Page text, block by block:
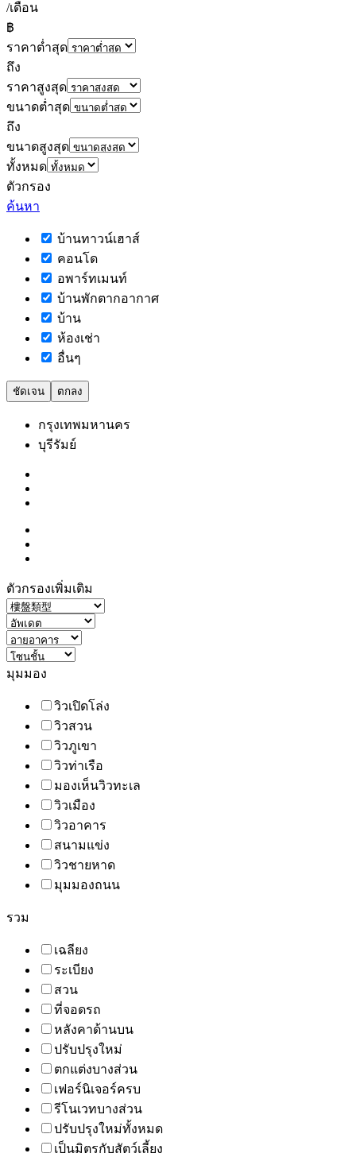
/เดือน
฿
ราคาต่ำสุด
ถึง
ราคาสูงสุด
ขนาดต่ำสุด
ถึง
ขนาดสูงสุด
ทั้งหมด
ตัวกรอง
ค้นหา
บ้านทาวน์เฮาส์
คอนโด
อพาร์ทเมนท์
บ้านพักตากอากาศ
บ้าน
ห้องเช่า
อื่นๆ
ชัดเจน ตกลง
กรุงเทพมหานคร
บุรีรัมย์
ตัวกรองเพิ่มเติม
มุมมอง
วิวเปิดโล่ง
วิวสวน
วิวภูเขา
วิวท่าเรือ
มองเห็นวิวทะเล
วิวเมือง
วิวอาคาร
สนามแข่ง
วิวชายหาด
มุมมองถนน
รวม
เฉลียง
ระเบียง
สวน
ที่จอดรถ
หลังคาด้านบน
ปรับปรุงใหม่
ตกแต่งบางส่วน
เฟอร์นิเจอร์ครบ
รีโนเวทบางส่วน
ปรับปรุงใหม่ทั้งหมด
เป็นมิตรกับสัตว์เลี้ยง